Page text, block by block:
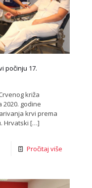
počinju 17.
križa
2020. godine
krvi prema
Hrvatski […]
Pročitaj više